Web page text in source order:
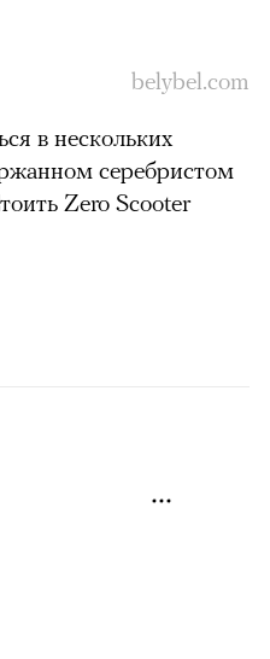
belybel.com
в нескольких
серебристом
Zero Scooter